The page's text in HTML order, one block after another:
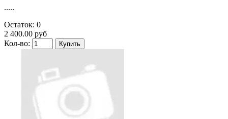
.....
Остаток: 0
2 400.00 руб
Кол-во: